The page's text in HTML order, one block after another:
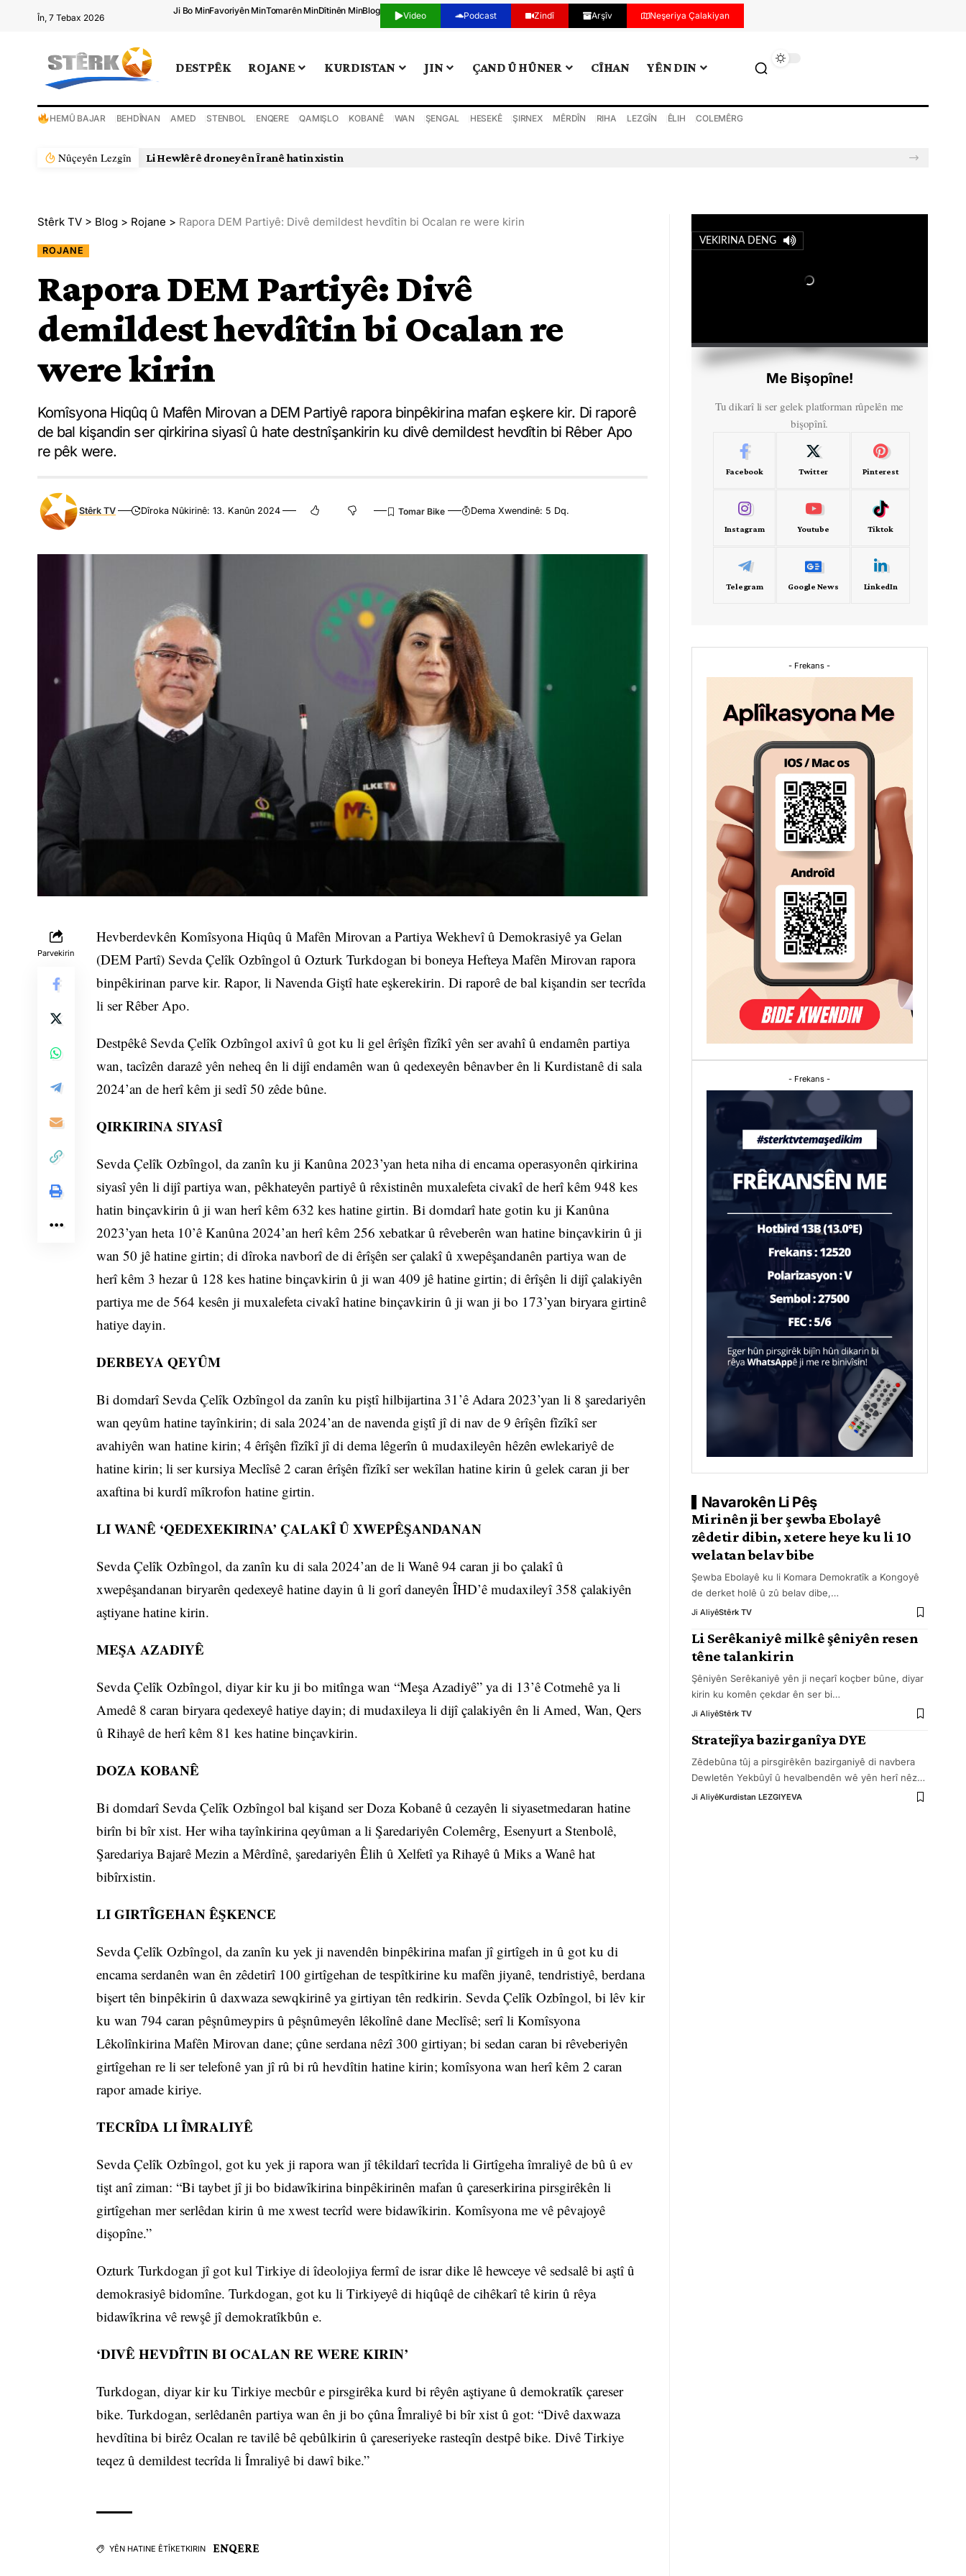
În, 7 Tebax 2026
Ji Bo MinFavoriyên MinTomarên MinDîtinên MinBlog Video Podcast Zindî Arşîv Neşeriya Çalakiyan
DESTPÊK ROJANE KURDISTAN JIN ÇAND Û HÛNER CÎHAN YÊN DIN
HEMÛ BAJAR BEHDÎNAN AMED STENBOL ENQERE QAMIŞLO KOBANÊ WAN ŞENGAL HESEKÊ ŞIRNEX MÊRDÎN RIHA LEZGÎN ÊLIH COLEMÊRG
Nûçeyên Lezgîn Li Hewlêrê droneyên Îranê hatin xistin
Stêrk TV > Blog > Rojane > Rapora DEM Partiyê: Divê demildest hevdîtin bi Ocalan re were kirin
ROJANE
Rapora DEM Partiyê: Divê
demildest hevdîtin bi Ocalan re
were kirin
Komîsyona Hiqûq û Mafên Mirovan a DEM Partiyê rapora binpêkirina mafan eşkere kir. Di raporê
de bal kişandin ser qirkirina siyasî û hate destnîşankirin ku divê demildest hevdîtin bi Rêber Apo
re pêk were.
Stêrk TV Dîroka Nûkirinê: 13. Kanûn 2024 Dema Xwendinê: 5 Dq.
Parvekirin
Hevberdevkên Komîsyona Hiqûq û Mafên Mirovan a Partiya Wekhevî û Demokrasiyê ya Gelan
(DEM Partî) Sevda Çelîk Ozbîngol û Ozturk Turkdogan bi boneya Hefteya Mafên Mirovan rapora
binpêkirinan parve kir. Rapor, li Navenda Giştî hate eşkerekirin. Di raporê de bal kişandin ser tecrîda
li ser Rêber Apo.
Destpêkê Sevda Çelîk Ozbîngol axivî û got ku li gel êrîşên fîzîkî yên ser avahî û endamên partiya
wan, tacîzên darazê yên neheq ên li dijî endamên wan û qedexeyên bênavber ên li Kurdistanê di sala
2024’an de herî kêm ji sedî 50 zêde bûne.
QIRKIRINA SIYASÎ
Sevda Çelîk Ozbîngol, da zanîn ku ji Kanûna 2023’yan heta niha di encama operasyonên qirkirina
siyasî yên li dijî partiya wan, pêkhateyên partiyê û rêxistinên muxalefeta civakî de herî kêm 948 kes
hatin binçavkirin û ji wan herî kêm 632 kes hatine girtin. Bi domdarî hate gotin ku ji Kanûna
2023’yan heta 10’ê Kanûna 2024’an herî kêm 256 xebatkar û rêveberên wan hatine binçavkirin û ji
wan 50 jê hatine girtin; di dîroka navborî de di êrîşên ser çalakî û xwepêşandanên partiya wan de
herî kêm 3 hezar û 128 kes hatine binçavkirin û ji wan 409 jê hatine girtin; di êrîşên li dijî çalakiyên
partiya me de 564 kesên ji muxalefeta civakî hatine binçavkirin û ji wan ji bo 173’yan biryara girtinê
hatiye dayin.
DERBEYA QEYÛM
Bi domdarî Sevda Çelîk Ozbîngol da zanîn ku piştî hilbijartina 31’ê Adara 2023’yan li 8 şaredariyên
wan qeyûm hatine tayînkirin; di sala 2024’an de navenda giştî jî di nav de 9 êrîşên fîzîkî ser
avahiyên wan hatine kirin; 4 êrîşên fîzîkî jî di dema lêgerîn û mudaxileyên hêzên ewlekariyê de
hatine kirin; li ser kursiya Meclîsê 2 caran êrîşên fîzîkî ser wekîlan hatine kirin û gelek caran ji ber
axaftina bi kurdî mîkrofon hatine girtin.
LI WANÊ ‘QEDEXEKIRINA’ ÇALAKÎ Û XWEPÊŞANDANAN
Sevda Çelîk Ozbîngol, da zanîn ku di sala 2024’an de li Wanê 94 caran ji bo çalakî û
xwepêşandanan biryarên qedexeyê hatine dayin û li gorî daneyên ÎHD’ê mudaxileyî 358 çalakiyên
aştiyane hatine kirin.
MEŞA AZADIYÊ
Sevda Çelîk Ozbîngol, diyar kir ku ji bo mitînga wan “Meşa Azadiyê” ya di 13’ê Cotmehê ya li
Amedê 8 caran biryara qedexeyê hatiye dayin; di mudaxileya li dijî çalakiyên ên li Amed, Wan, Qers
û Rihayê de herî kêm 81 kes hatine binçavkirin.
DOZA KOBANÊ
Bi domdarî Sevda Çelîk Ozbîngol bal kişand ser Doza Kobanê û cezayên li siyasetmedaran hatine
birîn bi bîr xist. Her wiha tayînkirina qeyûman a li Şaredariyên Colemêrg, Esenyurt a Stenbolê,
Şaredariya Bajarê Mezin a Mêrdînê, şaredariyên Êlih û Xelfetî ya Rihayê û Miks a Wanê hat
bibîrxistin.
LI GIRTÎGEHAN ÊŞKENCE
Sevda Çelîk Ozbîngol, da zanîn ku yek ji navendên binpêkirina mafan jî girtîgeh in û got ku di
encama serdanên wan ên zêdetirî 100 girtîgehan de tespîtkirine ku mafên jiyanê, tendristiyê, berdana
bişert tên binpêkirin û daxwaza sewqkirinê ya girtiyan tên redkirin. Sevda Çelîk Ozbîngol, bi lêv kir
ku wan 794 caran pêşnûmeypirs û pêşnûmeyên lêkolînê dane Meclîsê; serî li Komîsyona
Lêkolînkirina Mafên Mirovan dane; çûne serdana nêzî 300 girtiyan; bi sedan caran bi rêveberiyên
girtîgehan re li ser telefonê yan jî rû bi rû hevdîtin hatine kirin; komîsyona wan herî kêm 2 caran
rapor amade kiriye.
TECRÎDA LI ÎMRALIYÊ
Sevda Çelîk Ozbîngol, got ku yek ji rapora wan jî têkildarî tecrîda li Girtîgeha îmraliyê de bû û ev
tişt anî ziman: “Bi taybet jî ji bo bidawîkirina binpêkirinên mafan û çareserkirina pirsgirêkên li
girtîgehan mer serlêdan kirin û me xwest tecrîd were bidawîkirin. Komîsyona me vê pêvajoyê
dişopîne.”
Ozturk Turkdogan jî got kul Tirkiye di îdeolojiya fermî de israr dike lê hewceye vê sedsalê bi aştî û
demokrasiyê bidomîne. Turkdogan, got ku li Tirkiyeyê di hiqûqê de cihêkarî tê kirin û rêya
bidawîkrina vê rewşê jî demokratîkbûn e.
‘DIVÊ HEVDÎTIN BI OCALAN RE WERE KIRIN’
Turkdogan, diyar kir ku Tirkiye mecbûr e pirsgirêka kurd bi rêyên aştiyane û demokratîk çareser
bike. Turkdogan, serlêdanên partiya wan ên ji bo çûna Îmraliyê bi bîr xist û got: “Divê daxwaza
hevdîtina bi birêz Ocalan re tavilê bê qebûlkirin û çareseriyeke rasteqîn destpê bike. Divê Tirkiye
teqez û demildest tecrîda li Îmraliyê bi dawî bike.”
YÊN HATINE ÊTÎKETKIRIN ENQERE
VEKIRINA DENG
Me Bişopîne!
Tu dikarî li ser gelek platforman rûpelên me
bişopînî.
Facebook Twitter Pinterest
Instagram Youtube Tiktok
Telegram Google News LinkedIn
- Frekans -
- Frekans -
Navarokên Li Pêş
Mirinên ji ber şewba Ebolayê
zêdetir dibin, xetere heye ku li 10
welatan belav bibe
Şewba Ebolayê ku li Komara Demokratîk a Kongoyê
de derket holê û zû belav dibe,…
Ji AliyêStêrk TV
Li Serêkaniyê milkê şêniyên resen
têne talankirin
Şêniyên Serêkaniyê yên ji neçarî koçber bûne, diyar
kirin ku komên çekdar ên ser bi…
Ji AliyêStêrk TV
Stratejîya bazirganîya DYE
Zêdebûna tûj a pirsgirêkên bazirganiyê di navbera
Dewletên Yekbûyî û hevalbendên wê yên herî nêz…
Ji AliyêKurdistan LEZGIYEVA